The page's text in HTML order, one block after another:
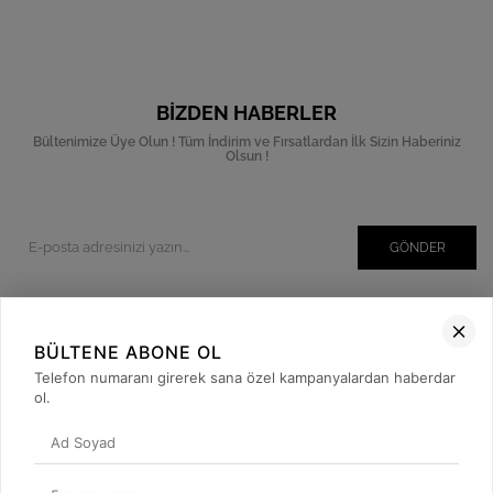
BIZDEN HABERLER
Bültenimize Üye Olun ! Tüm İndirim ve Fırsatlardan İlk Sizin Haberiniz
Olsun !
GÖNDER
Kurumsal
Müşteri İlişkileri
BÜLTENE ABONE OL
Telefon numaranı girerek sana özel kampanyalardan haberdar
ol.